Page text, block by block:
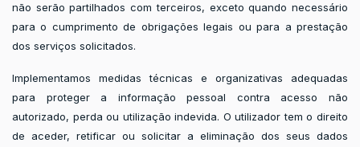
não serão partilhados com terceiros, exceto quando necessário
para o cumprimento de obrigações legais ou para a prestação
dos serviços solicitados.
Implementamos medidas técnicas e organizativas adequadas
para proteger a informação pessoal contra acesso não
autorizado, perda ou utilização indevida. O utilizador tem o direito
de aceder, retificar ou solicitar a eliminação dos seus dados